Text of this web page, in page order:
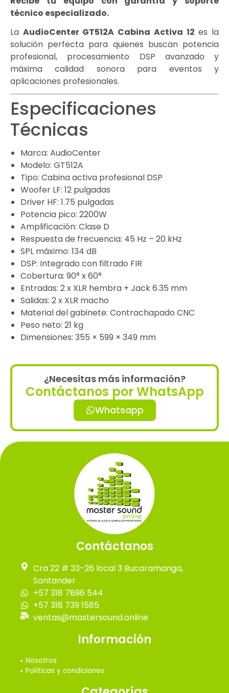
técnico especializado.
La AudioCenter GT512A Cabina Activa 12 es la
solución perfecta para quienes buscan potencia
profesional, procesamiento DSP avanzado y
máxima calidad sonora para eventos y
aplicaciones profesionales.
Especificaciones
Técnicas
Marca: AudioCenter
Modelo: GT512A
Tipo: Cabina activa profesional DSP
Woofer LF: 12 pulgadas
Driver HF: 1.75 pulgadas
Potencia pico: 2200W
Amplificación: Clase D
Respuesta de frecuencia: 45 Hz – 20 kHz
SPL máximo: 134 dB
DSP: Integrado con filtrado FIR
Cobertura: 90° x 60°
Entradas: 2 x XLR hembra + Jack 6.35 mm
Salidas: 2 x XLR macho
Material del gabinete: Contrachapado CNC
Peso neto: 21 kg
Dimensiones: 355 × 599 × 349 mm
¿Necesitas más información?
Contáctanos por WhatsApp
Whatsapp
Contáctanos
Cra 22 # 33-26 local 3 Bucaramanga,
Santander
+57 318 7896 544
+57 318 739 1585
ventas@mastersound.online
Información
Nosotros
Políticas y condiciones